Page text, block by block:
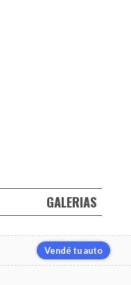
GALERIAS
Vendé tu auto